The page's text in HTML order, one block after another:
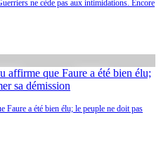
ne cède pas aux intimidations. Encore
a été bien élu; le peuple ne doit pas